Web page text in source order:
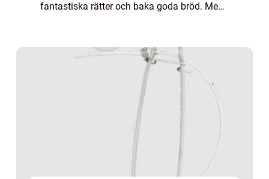
fantastiska rätter och baka goda bröd. Men